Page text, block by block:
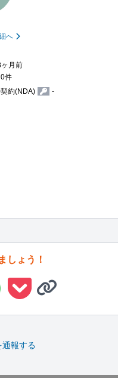
へ
月前
件
約(NDA) -
しょう！
通報する